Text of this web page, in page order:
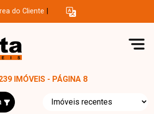
do Cliente
IMÓVEIS - PÁGINA 8